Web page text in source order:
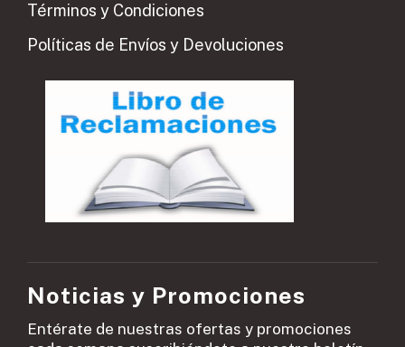
Términos y Condiciones
Políticas de Envíos y Devoluciones
Noticias y Promociones
Entérate de nuestras ofertas y promociones